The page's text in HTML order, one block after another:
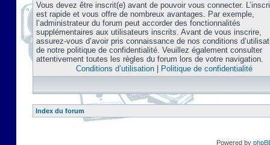
Vous devez être inscrit(e) avant de pouvoir vous connecter.
est rapide et vous offre de nombreux avantages. Par exemple,
l’administrateur du forum peut accorder des fonctionnalités
supplémentaires aux utilisateurs inscrits. Avant de vous inscrire,
assurez-vous d’avoir pris connaissance de nos conditions
de notre politique de confidentialité. Veuillez également consulter
attentivement toutes les règles du forum lors de votre navigation.
Conditions d’utilisation| Politique de confidentialité
Index du forum
Powered by